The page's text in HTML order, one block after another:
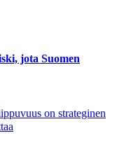
jota Suomen
on strateginen